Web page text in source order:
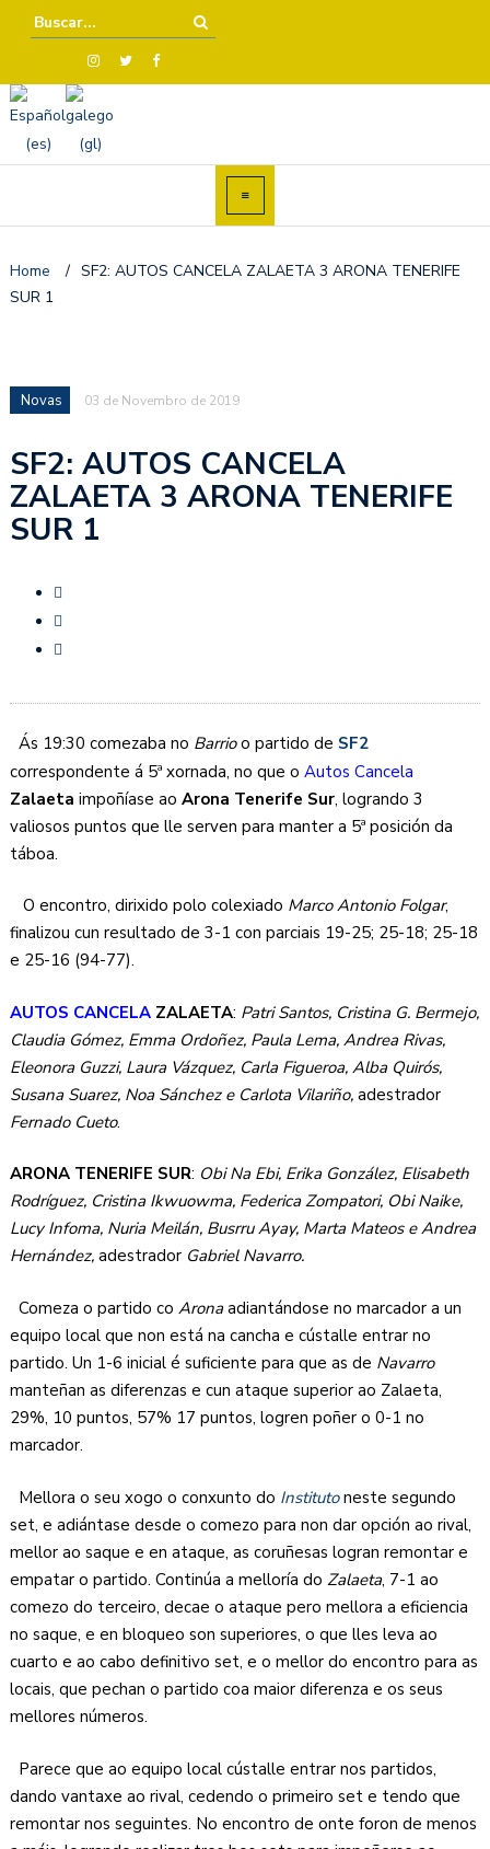
Home / SF2: AUTOS CANCELA ZALAETA 3 ARONA TENERIFE
SUR 1
Novas 03 de Novembro de 2019
SF2: AUTOS CANCELA
ZALAETA 3 ARONA TENERIFE
SUR 1
Ás 19:30 comezaba no Barrioo partido de SF2
correspondente á 5ª xornada, no que oAutos Cancela
Zalaeta impoñíase ao Arona Tenerife Sur, logrando 3
valiosos puntos que lle serven para manter a 5ª posición da
táboa.
O encontro, dirixido polo colexiado Marco Antonio Folgar,
finalizou cun resultado de 3-1 con parciais 19-25; 25-18; 25-18
e 25-16 (94-77).
AUTOS CANCELA ZALAETA: Patri Santos, Cristina G. Bermejo,
Claudia Gómez, Emma Ordoñez, Paula Lema, Andrea Rivas,
Eleonora Guzzi, Laura Vázquez, Carla Figueroa, Alba Quirós,
Susana Suarez, Noa Sánchez e Carlota Vilariño,adestrador
Fernado Cueto.
ARONA TENERIFE SUR: Obi Na Ebi, Erika González, Elisabeth
Rodríguez, Cristina Ikwuowma, Federica Zompatori, Obi Naike,
Lucy Infoma, Nuria Meilán, Busrru Ayay, Marta Mateos e Andrea
Hernández,adestrador Gabriel Navarro.
Comeza o partido coAronaadiantándose no marcador a un
equipo local que non está na cancha e cústalle entrar no
partido. Un 1-6 inicial é suficiente para que as de Navarro
manteñan as diferenzas e cun ataque superior ao Zalaeta,
29%, 10 puntos, 57% 17 puntos, logren poñer o 0-1 no
marcador.
Mellora o seu xogo o conxunto do Institutoneste segundo
set, e adiántase desde o comezo para non dar opción ao rival,
mellor ao saque e en ataque, as coruñesas logran remontar e
empatar o partido. Continúa a melloría doZalaeta, 7-1 ao
comezo do terceiro, decae o ataque pero mellora a eficiencia
no saque, e en bloqueo son superiores, o que lles leva ao
cuarto e ao cabo definitivo set, e o mellor do encontro para as
locais, que pechan o partido coa maior diferenza e os seus
mellores números.
Parece que ao equipo local cústalle entrar nos partidos,
dando vantaxe ao rival, cedendo o primeiro set e tendo que
remontar nos seguintes. No encontro de onte foron de menos